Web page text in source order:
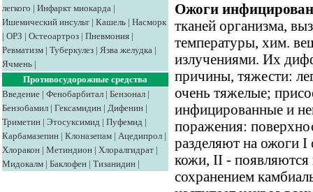
легкого | Инфаркт миокарда |
Ишемический инсульт | Кашель | Насморк
| ОРЗ | Остеоартроз | Пневмония |
Ревматизм | Туберкулез | Язва желудка |
Ячмень |
Противосудорожные средства
Введение | Фенобарбитал | Бензонал |
Бензобамил | Гексамидин | Дифенин |
Триметин | Этосуксимид | Пуфемид |
Карбамазепин | Клоназепам | Ацедипрол |
Хлоракон | Метиндион | Хлоралгидрат |
Мидокалм | Баклофен | Тизанидин |
Ожоги
тканей организма,
температуры, хим.
излучениями. Их
причины, тяжести:
очень тяжелые;
инфицированные и
поражения:
разделяют на ожоги I
кожи, II - появляются
сохранением